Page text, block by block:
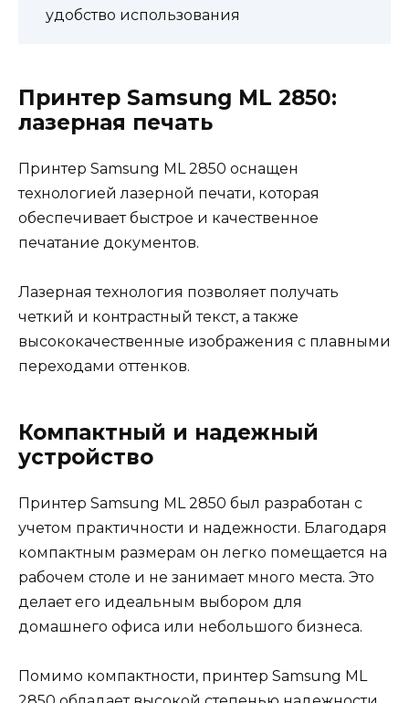
удобство использования
Принтер Samsung ML 2850:
лазерная печать
Принтер Samsung ML 2850 оснащен
технологией лазерной печати, которая
обеспечивает быстрое и качественное
печатание документов.
Лазерная технология позволяет получать
четкий и контрастный текст, а также
высококачественные изображения с плавными
переходами оттенков.
Компактный и надежный
устройство
Принтер Samsung ML 2850 был разработан с
учетом практичности и надежности. Благодаря
компактным размерам он легко помещается на
рабочем столе и не занимает много места. Это
делает его идеальным выбором для
домашнего офиса или небольшого бизнеса.
Помимо компактности, принтер Samsung ML